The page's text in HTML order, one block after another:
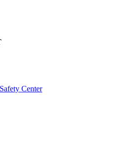
Center